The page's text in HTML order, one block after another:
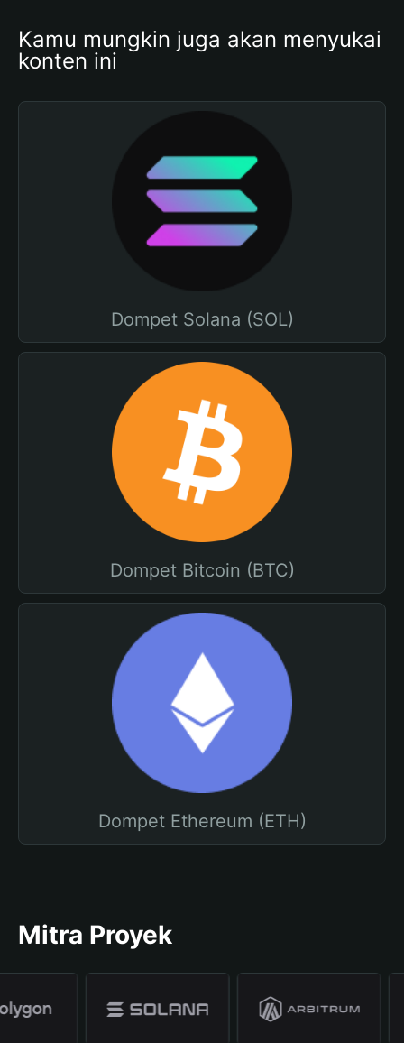
Kamu mungkin juga akan menyukai
konten ini
Dompet Solana (SOL)
Dompet Bitcoin (BTC)
Dompet Ethereum (ETH)
Mitra Proyek